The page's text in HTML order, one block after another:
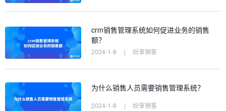
crm销售管理系统如何促进业务的销售
额？
2024-1-8 | 纷享销客
为什么销售人员需要销售管理系统？
2024-1-8 | 纷享销客